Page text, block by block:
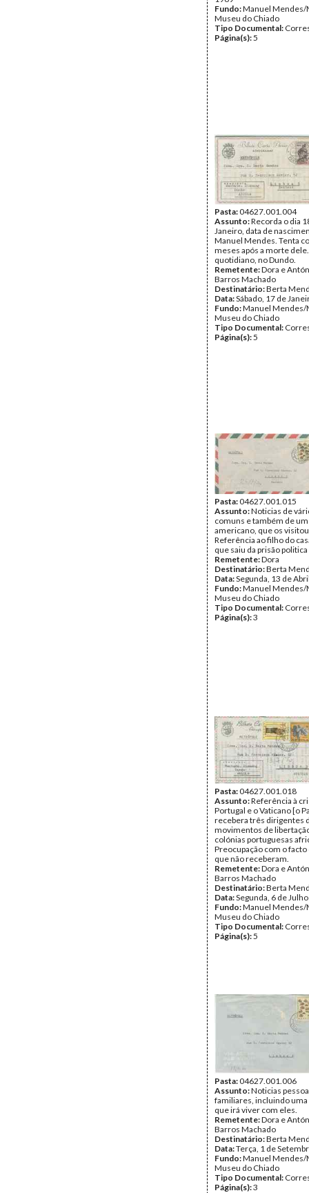
Fundo:Manuel Mendes/
Museu do Chiado
Tipo Documental:
Página(s):5
Pasta:04627.001.004
Assunto:Recorda o dia
Janeiro, data de
Manuel Mendes. Tenta
meses após a morte
quotidiano, no Dundo.
Remetente:Dora e
Barros Machado
Destinatário:Berta
Data:Sábado, 17 de
Fundo:Manuel Mendes/
Museu do Chiado
Tipo Documental:
Página(s):5
Pasta:04627.001.015
Assunto:Noticias de
comuns e também de um
americano, que os
Referência ao filho do
que saiu da prisão
Remetente:Dora
Destinatário:Berta
Data:Segunda, 13 de
Fundo:Manuel Mendes/
Museu do Chiado
Tipo Documental:
Página(s):3
Pasta:04627.001.018
Assunto:Referência à
Portugal e o Vaticano [o
recebera três dirigentes
movimentos de
colónias portuguesas
Preocupação com o facto
que não receberam.
Remetente:Dora e
Barros Machado
Destinatário:Berta
Data:Segunda, 6 de
Fundo:Manuel Mendes/
Museu do Chiado
Tipo Documental:
Página(s):5
Pasta:04627.001.006
Assunto:Noticias
familiares, incluindo
que irá viver com eles.
Remetente:Dora e
Barros Machado
Destinatário:Berta
Data:Terça, 1 de
Fundo:Manuel Mendes/
Museu do Chiado
Tipo Documental:
Página(s):3